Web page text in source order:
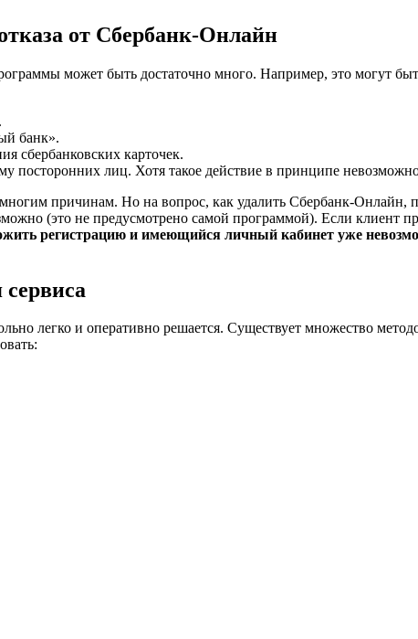
от Сбербанк-Онлайн
может быть достаточно много. Например, это могут
банк».
сбербанковских карточек.
посторонних лиц. Хотя такое действие в принципе
причинам. Но на вопрос, как удалить Сбербанк-Онлайн,
(это не предусмотрено самой программой). Если клиент
регистрацию и имеющийся личный кабинет уже
легко и оперативно решается. Существует множество